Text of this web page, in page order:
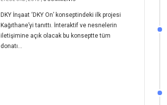
DKY İnşaat ‘DKY On’ konseptindeki ilk projesi
Kağıthane’yi tanıttı. İnteraktif ve nesnelerin
iletişimine açık olacak bu konseptte tüm
donatı...